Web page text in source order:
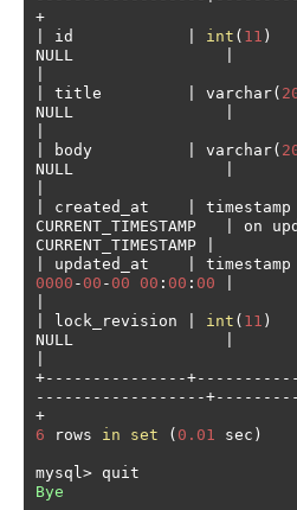
+
id int ( 11 )
NULL
title varchar(
NULL
body varchar(
NULL
created_at
CURRENT_TIMESTAMP
on
CURRENT_TIMESTAMP
updated_at
0000 - 00 - 00 00 : 00 : 00
lock_revision int ( 11 )
NULL
+---------------
------------------
+
6 rows in set ( 0.01 sec )
mysql>
Bye